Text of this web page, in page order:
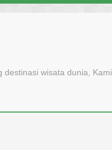
wisata dunia,